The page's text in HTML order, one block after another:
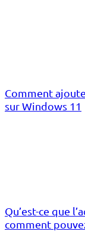
Comment
sur Windows 11
Qu’est-ce que
comment